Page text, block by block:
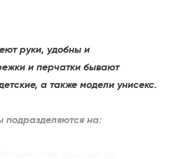
руки, удобны и
и перчатки бывают
а также модели унисекс.
подразделяются на: